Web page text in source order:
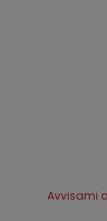
Avvisami